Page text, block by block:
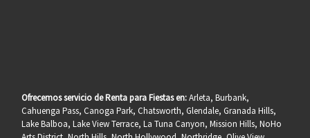
Ofrecemos servicio de Renta para Fiestas en:Arleta, Burbank,
Cahuenga Pass, Canoga Park, Chatsworth, Glendale, Granada Hills,
Lake Balboa, Lake View Terrace, La Tuna Canyon, Mission Hills, NoHo